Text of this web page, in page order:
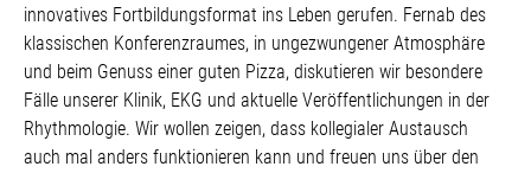
innovatives Fortbildungsformat ins Leben gerufen. Fernab des
klassischen Konferenzraumes, in ungezwungener Atmosphäre
und beim Genuss einer guten Pizza, diskutieren wir besondere
Fälle unserer Klinik, EKG und aktuelle Veröffentlichungen in der
Rhythmologie. Wir wollen zeigen, dass kollegialer Austausch
auch mal anders funktionieren kann und freuen uns über den